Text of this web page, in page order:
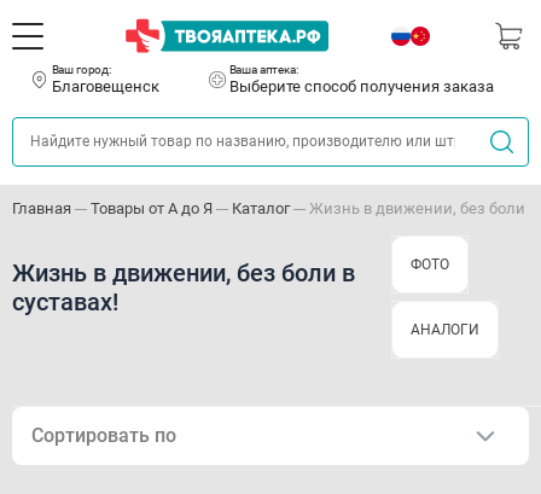
Ваш город:
Благовещенск
Ваша аптека:
Выберите способ получения заказа
Главная Товары от А до Я Каталог Жизнь в движении, без боли в
Жизнь в движении, без боли в
суставах!
ФОТО
АНАЛОГИ
Сортировать по